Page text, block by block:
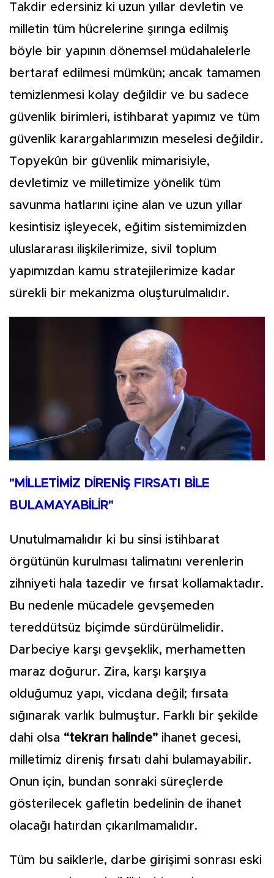
Takdir edersiniz ki uzun yıllar devletin ve
milletin tüm hücrelerine şırınga edilmiş
böyle bir yapının dönemsel müdahalelerle
bertaraf edilmesi mümkün; ancak tamamen
temizlenmesi kolay değildir ve bu sadece
güvenlik birimleri, istihbarat yapımız ve tüm
güvenlik karargahlarımızın meselesi değildir.
Topyekûn bir güvenlik mimarisiyle,
devletimiz ve milletimize yönelik tüm
savunma hatlarını içine alan ve uzun yıllar
kesintisiz işleyecek, eğitim sistemimizden
uluslararası ilişkilerimize, sivil toplum
yapımızdan kamu stratejilerimize kadar
sürekli bir mekanizma oluşturulmalıdır.
"MİLLETİMİZ DİRENİŞ FIRSATI BİLE
BULAMAYABİLİR"
Unutulmamalıdır ki bu sinsi istihbarat
örgütünün kurulması talimatını verenlerin
zihniyeti hala tazedir ve fırsat kollamaktadır.
Bu nedenle mücadele gevşemeden
tereddütsüz biçimde sürdürülmelidir.
Darbeciye karşı gevşeklik, merhametten
maraz doğurur. Zira, karşı karşıya
olduğumuz yapı, vicdana değil; fırsata
sığınarak varlık bulmuştur. Farklı bir şekilde
dahi olsa “tekrarı halinde” ihanet gecesi,
milletimiz direniş fırsatı dahi bulamayabilir.
Onun için, bundan sonraki süreçlerde
gösterilecek gafletin bedelinin de ihanet
olacağı hatırdan çıkarılmamalıdır.
Tüm bu saiklerle, darbe girişimi sonrası eski